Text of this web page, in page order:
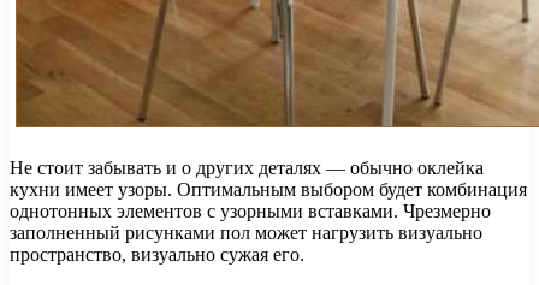
Не стоит забывать и о других деталях — обычно оклейка
кухни имеет узоры. Оптимальным выбором будет комбинация
однотонных элементов с узорными вставками. Чрезмерно
заполненный рисунками пол может нагрузить визуально
пространство, визуально сужая его.